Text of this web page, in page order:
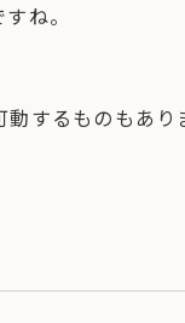
ね。
するものもあ